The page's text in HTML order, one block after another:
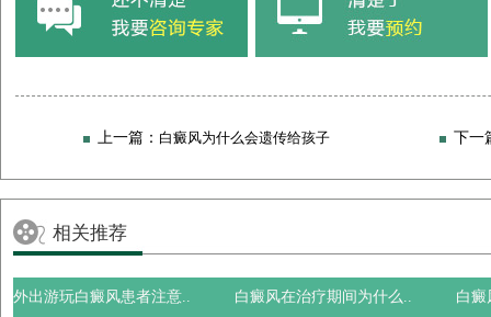
上一篇： 白癜风为什么会遗传给孩子 下一
相关推荐
外出游玩白癜风患者注意.. 白癜风在治疗期间为什么.. 白癜